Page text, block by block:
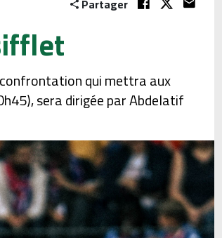
Partager
qui mettra aux
sera dirigée par Abdelatif